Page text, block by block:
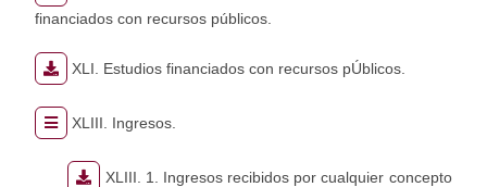
financiados con recursos públicos.
XLI. Estudios financiados con recursos pÚblicos.
XLIII. Ingresos.
XLIII. 1. Ingresos recibidos por cualquier concepto